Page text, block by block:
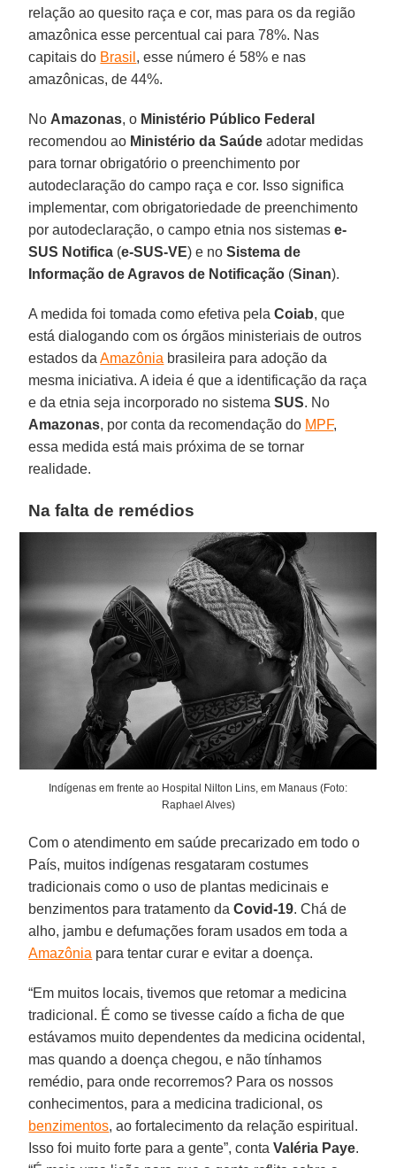
relação ao quesito raça e cor, mas para os da região
amazônica esse percentual cai para 78%. Nas
capitais do Brasil , esse número é 58% e nas
amazônicas, de 44%.
No Amazonas, o Ministério Público Federal
recomendou ao Ministério da Saúde adotar medidas
para tornar obrigatório o preenchimento por
autodeclaração do campo raça e cor. Isso significa
implementar, com obrigatoriedade de preenchimento
por autodeclaração, o campo etnia nos sistemase-
SUS Notifica (e-SUS-VE) e noSistema de
Informação de Agravos de Notificação (Sinan).
A medida foi tomada como efetiva pelaCoiab, que
está dialogando com os órgãos ministeriais de outros
estados daAmazônia brasileira para adoção da
mesma iniciativa. A ideia é que a identificação da raça
e da etnia seja incorporado no sistemaSUS. No
Amazonas, por conta da recomendação do MPF,
essa medida está mais próxima de se tornar
realidade.
Na falta de remédios
Indígenas em frente ao Hospital Nilton Lins, em Manaus (Foto:
Raphael Alves)
Com o atendimento em saúde precarizado em todo o
País, muitos indígenas resgataram costumes
tradicionais como o uso de plantas medicinais e
benzimentos para tratamento daCovid-19. Chá de
alho, jambu e defumações foram usados em toda a
Amazônia para tentar curar e evitar a doença.
“Em muitos locais, tivemos que retomar a medicina
tradicional. É como se tivesse caído a ficha de que
estávamos muito dependentes da medicina ocidental,
mas quando a doença chegou, e não tínhamos
remédio, para onde recorremos? Para os nossos
conhecimentos, para a medicina tradicional, os
benzimentos, ao fortalecimento da relação espiritual.
Isso foi muito forte para a gente”, contaValéria Paye.